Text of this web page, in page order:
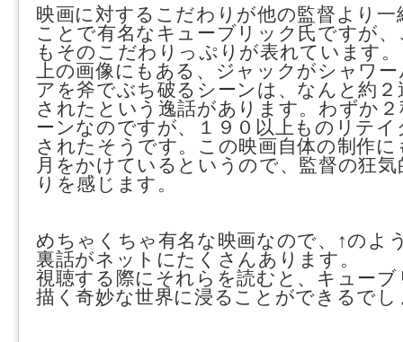
映画に対するこだわりが他の監督より一
ことで有名なキューブリック氏ですが
もそのこだわりっぷりが表れています。
上の画像にもある、ジャックがシャワ
アを斧でぶち破るシーンは、なんと約２
されたという逸話があります。わずか
ーンなのですが、１９０以上ものリテイ
されたそうです。この映画自体の制作に
月をかけているというので、監督の狂
りを感じます。
めちゃくちゃ有名な映画なので、↑のよ
裏話がネットにたくさんあります。
視聴する際にそれらを読むと、キュー
描く奇妙な世界に浸ることができるでし